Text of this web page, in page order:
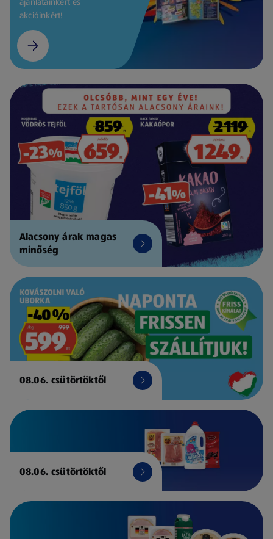
akcióinkért!
Alacsony árak magas
minőség
08.06. csütörtöktől
08.06. csütörtöktől